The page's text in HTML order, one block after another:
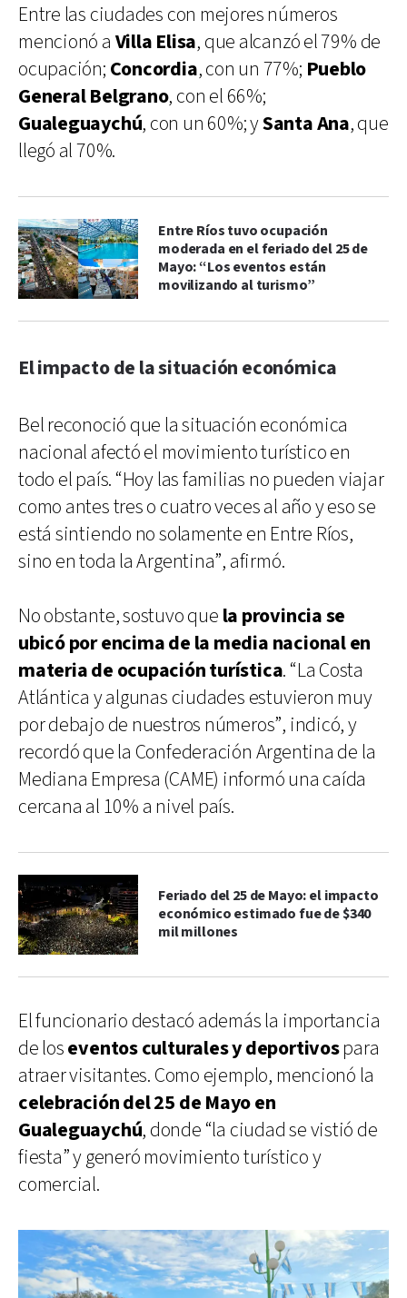
Entre las ciudades con mejores números
mencionó a Villa Elisa, que alcanzó el 79% de
ocupación; Concordia, con un 77%; Pueblo
General Belgrano, con el 66%;
Gualeguaychú, con un 60%; ySanta Ana, que
llegó al 70%.
Entre Ríos tuvo ocupación
moderada en el feriado del 25 de
Mayo: “Los eventos están
movilizando al turismo”
El impacto de la situación económica
Bel reconoció que la situación económica
nacional afectó el movimiento turístico en
todo el país. “Hoy las familias no pueden viajar
como antes tres o cuatro veces al año y eso se
está sintiendo no solamente en Entre Ríos,
sino en toda la Argentina”, afirmó.
No obstante, sostuvo que la provincia se
ubicó por encima de la media nacional en
materia de ocupación turística. “La Costa
Atlántica y algunas ciudades estuvieron muy
por debajo de nuestros números”, indicó, y
recordó que la Confederación Argentina de la
Mediana Empresa (CAME) informó una caída
cercana al 10% a nivel país.
Feriado del 25 de Mayo: el impacto
económico estimado fue de $340
mil millones
El funcionario destacó además la importancia
de loseventos culturales y deportivospara
atraer visitantes. Como ejemplo, mencionó la
celebración del 25 de Mayo en
Gualeguaychú, donde “la ciudad se vistió de
fiesta” y generó movimiento turístico y
comercial.